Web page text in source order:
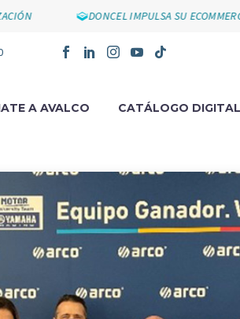
DONCEL IMPULSA SU ECOMMERCE CON
A AVALCO CATÁLOGO DIGITAL